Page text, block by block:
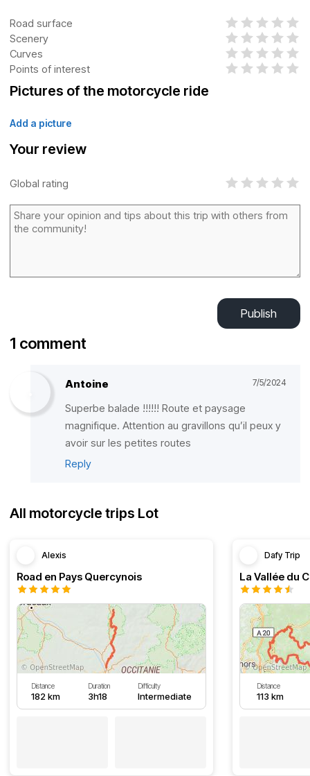
Road surface
Scenery
Curves
Points of interest
Pictures of the motorcycle ride
Add a picture
Your review
Global rating
Publish
1 comment
Antoine 7/5/2024
Superbe balade !!!!!! Route et paysage
magnifique. Attention au gravillons qu’il peux y
avoir sur les petites routes
Reply
All motorcycle trips Lot
Alexis
Road en Pays Quercynois
Distance
182 km
Duration
3h18
Difficulty
Intermediate
Dafy Trip
La Vallée du
Distance
113 km